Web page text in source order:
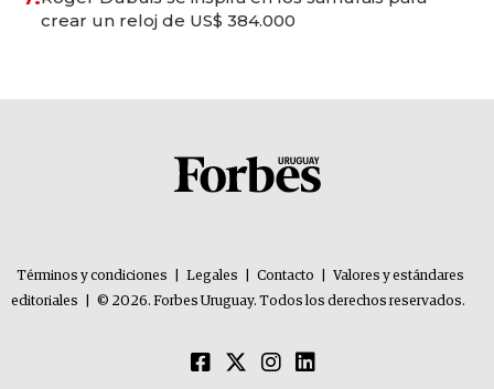
crear un reloj de US$ 384.000
Términos y condiciones Legales Contacto
Valores y estándares
editoriales
© 2026. Forbes Uruguay. Todos los derechos reservados.